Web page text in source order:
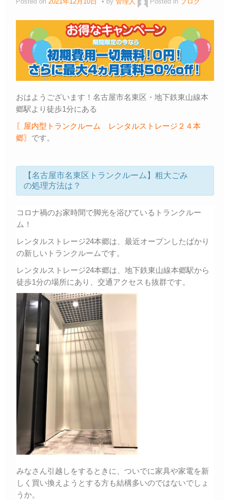
Posted on 2021年12月10日 by 管理人 Posted in ブログ
おはようございます！名古屋市名東区・地下鉄東山線本
郷駅より徒歩1分にある
〖屋内型トランクルーム レンタルストレージ２４本
郷〗 です。
【名古屋市名東区トランクルーム】粗大ごみ
の処理方法は？
コロナ禍のお家時間で脚光を浴びているトランクルー
ム！
レンタルストレージ24本郷は、最近オープンしたばかり
の新しいトランクルームです。
レンタルストレージ24本郷は、地下鉄東山線本郷駅から
徒歩1分の場所にあり、交通アクセスも抜群です。
みなさん引越しをするときに、ついでに家具や家電を新
しく買い換えようとする方も結構多いのではないでしょ
うか。